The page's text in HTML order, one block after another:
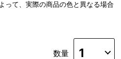
って、実際の商品の色と異なる場合
数量